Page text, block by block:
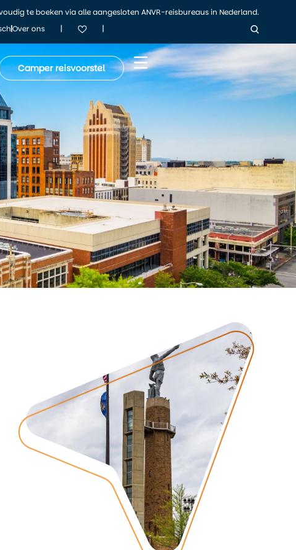
te boeken via alle aangesloten ANVR-reisbureaus in Nederland.
Over ons | |
Camper reisvoorstel